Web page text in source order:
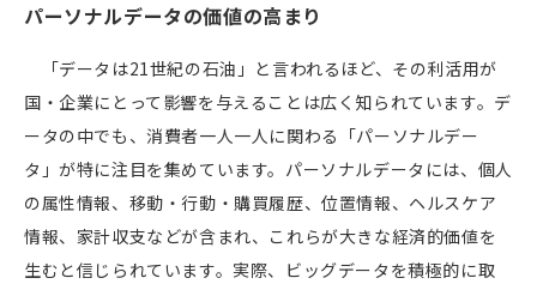
パーソナルデータの価値の高まり
「データは21世紀の石油」と言われるほど、その利活用が
国・企業にとって影響を与えることは広く知られています。デ
ータの中でも、消費者一人一人に関わる「パーソナルデー
タ」が特に注目を集めています。パーソナルデータには、個人
の属性情報、移動・行動・購買履歴、位置情報、ヘルスケア
情報、家計収支などが含まれ、これらが大きな経済的価値を
生むと信じられています。実際、ビッグデータを積極的に取